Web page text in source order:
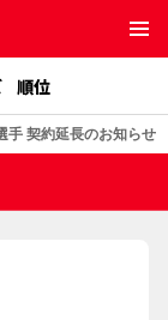
順位
手 契約延長のお知らせ